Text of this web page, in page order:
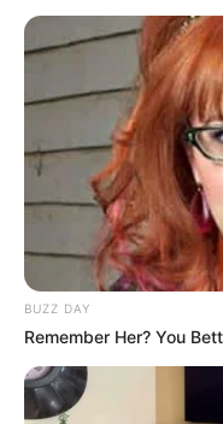
BUZZ DAY
Remember Her? You